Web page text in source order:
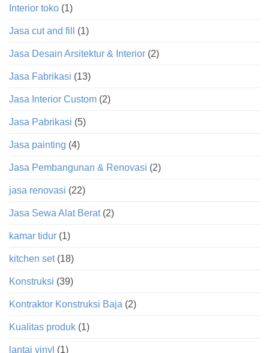
Interior toko (1)
Jasa cut and fill (1)
Jasa Desain Arsitektur & Interior (2)
Jasa Fabrikasi (13)
Jasa Interior Custom (2)
Jasa Pabrikasi (5)
Jasa painting (4)
Jasa Pembangunan & Renovasi (2)
jasa renovasi (22)
Jasa Sewa Alat Berat(2)
kamar tidur (1)
kitchen set(18)
Konstruksi (39)
Kontraktor Konstruksi Baja (2)
Kualitas produk (1)
lantai vinyl (1)